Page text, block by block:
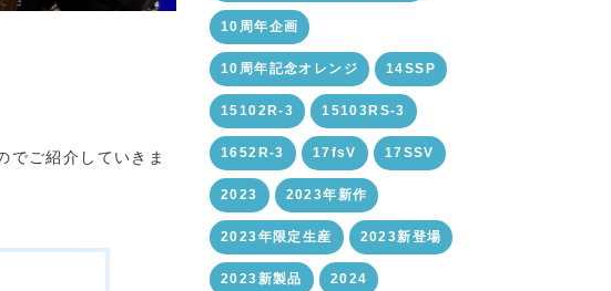
でご紹介していきま
10周年企画
10周年記念オレンジ 14SSP
15102R-3 15103RS-3
1652R-3 17fsV 17SSV
2023 2023年新作
2023年限定生産 2023新登場
2023新製品 2024